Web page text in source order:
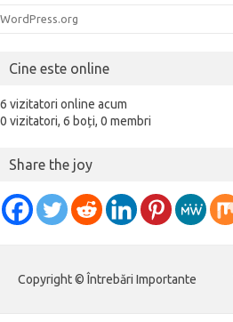
WordPress.org
Cine este online
6 vizitatori online acum
0 vizitatori, 6 boți, 0 membri
Share the joy
Copyright © Întrebări Importante